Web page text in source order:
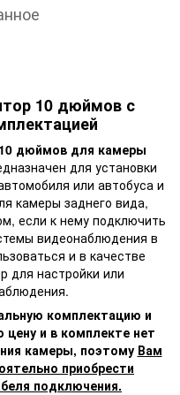
10 дюймов с
дюймов для камеры
для установки
или автобуса и
камеры заднего вида,
если к нему подключить
видеонаблюдения в
и в качестве
для настройки или
комплектацию и
и в комплекте нет
камеры, поэтому Вам
приобрести
подключения.